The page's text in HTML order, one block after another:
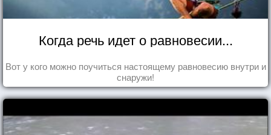
Когда речь идет о равновесии...
Вот у кого можно поучиться настоящему равновесию внутри и
снаружи!